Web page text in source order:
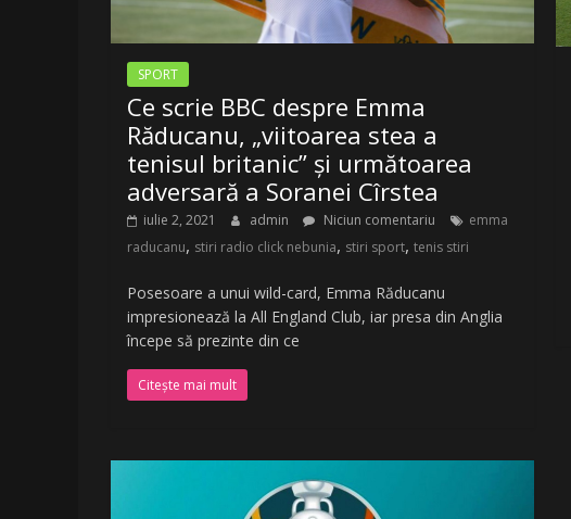
SPORT
Ce scrie BBC despre Emma
Răducanu, „viitoarea stea a
tenisul britanic” și următoarea
adversară a Soranei Cîrstea
iulie 2, 2021 admin Niciun comentariu
emma
raducanu, stiri radio click nebunia, stiri sport, tenis stiri
Posesoare a unui wild-card, Emma Răducanu
impresionează la All England Club, iar presa din Anglia
începe să prezinte din ce
Citește mai mult